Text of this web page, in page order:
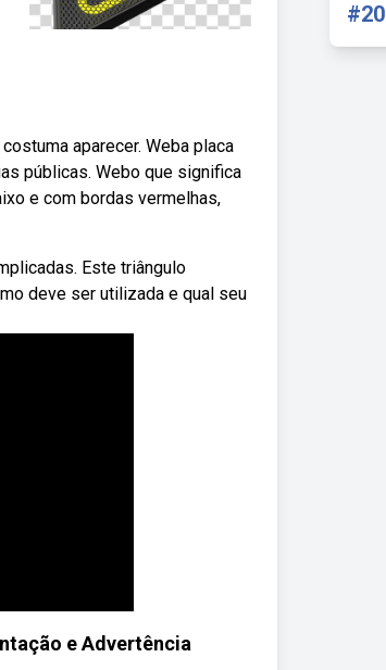
aparecer. Weba placa
públicas. Webo que significa
e com bordas vermelhas,
Este triângulo
deve ser utilizada e qual seu
e Advertência
#20